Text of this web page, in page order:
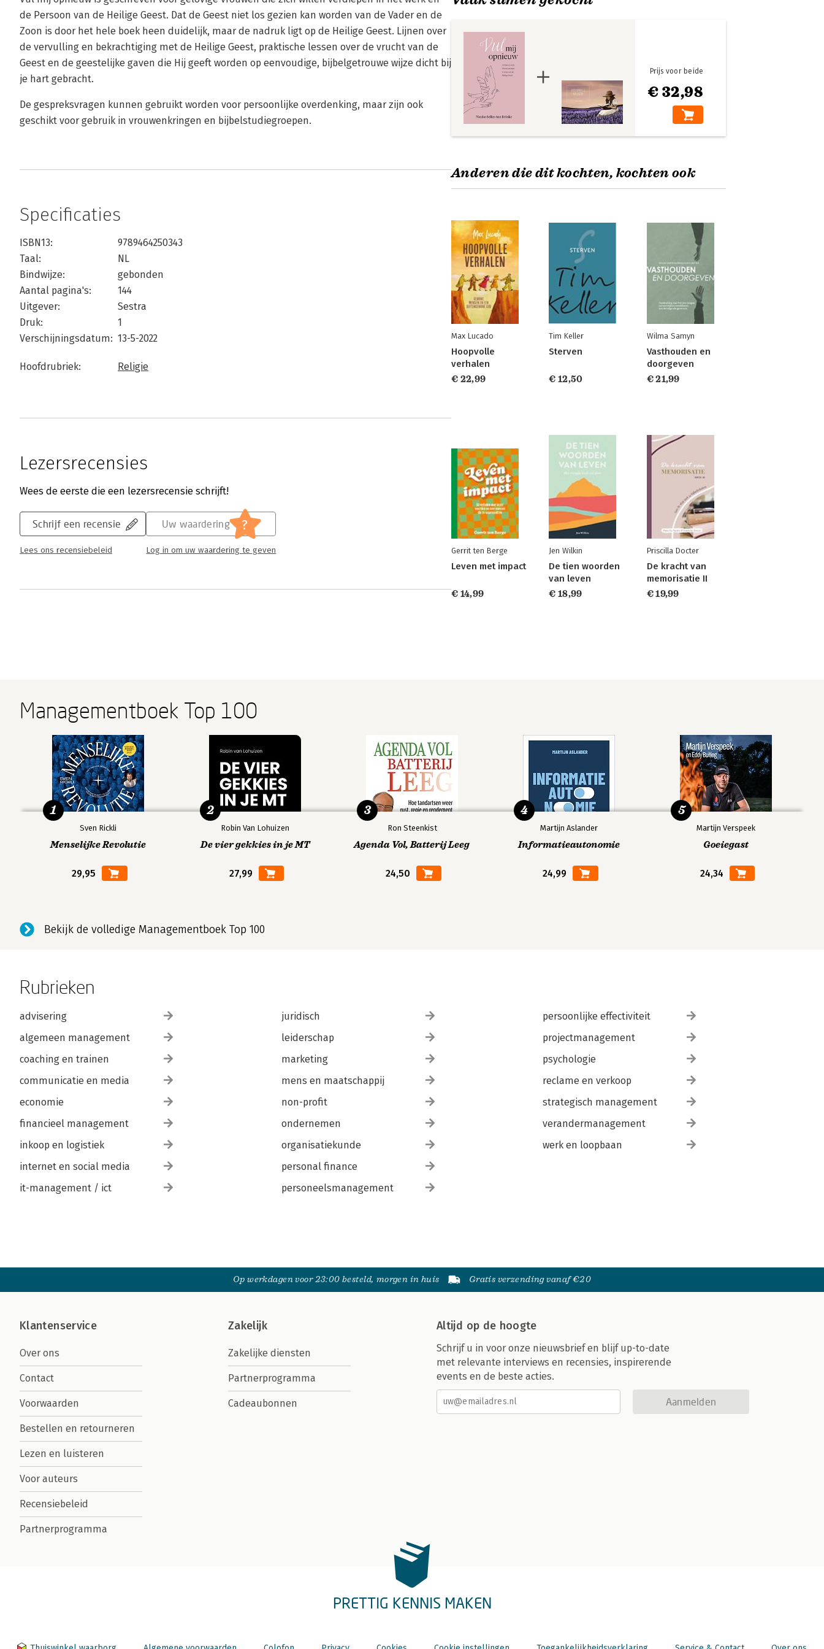
de Persoon van de Heilige Geest. Dat de Geest niet los gezien kan worden van de Vader en de
Zoon is door het hele boek heen duidelijk, maar de nadruk ligt op de Heilige Geest. Lijnen over
de vervulling en bekrachtiging met de Heilige Geest, praktische lessen over de vrucht van de
Geest en de geestelijke gaven die Hij geeft worden op eenvoudige, bijbelgetrouwe wijze dicht bij
je hart gebracht.
De gespreksvragen kunnen gebruikt worden voor persoonlijke overdenking, maar zijn ook
geschikt voor gebruik in vrouwenkringen en bijbelstudiegroepen.
Specificaties
ISBN13:
9789464250343
Taal:
NL
Bindwijze:
gebonden
Aantal pagina's:
144
Uitgever:
Sestra
Druk:
1
Verschijningsdatum: 13-5-2022
Hoofdrubriek: Religie
Lezersrecensies
Wees de eerste die een lezersrecensie schrijft!
Schrijf een recensie
Lees ons recensiebeleid
Uw waardering ?
Log in om uw waardering te geven
€ 32,98
Prijs voor beide
Anderen die dit kochten, kochten ook
Max Lucado
Hoopvolle
verhalen
€ 22,99
Tim Keller
Sterven
€ 12,50
Wilma Samyn
Vasthouden en
doorgeven
€ 21,99
Gerrit ten Berge
Leven met impact
€ 14,99
Jen Wilkin
De tien woorden
van leven
€ 18,99
Priscilla Docter
De kracht van
memorisatie II
€ 19,99
Managementboek Top 100
Sven Rickli
Menselijke Revolutie
29,95
1
Robin Van Lohuizen
De vier gekkies in je MT
27,99
2
Ron Steenkist
Agenda Vol, Batterij Leeg
24,50
3
Martijn Aslander
Informatieautonomie
24,99
4
Martijn Verspeek
Goeiegast
24,34
5
Bekijk de volledige Managementboek Top 100
Rubrieken
advisering
algemeen management
coaching en trainen
communicatie en media
economie
financieel management
inkoop en logistiek
internet en social media
it-management / ict
juridisch
leiderschap
marketing
mens en maatschappij
non-profit
ondernemen
organisatiekunde
personal finance
personeelsmanagement
persoonlijke effectiviteit
projectmanagement
psychologie
reclame en verkoop
strategisch management
verandermanagement
werk en loopbaan
Op werkdagen voor 23:00 besteld, morgen in huis Gratis verzending vanaf €20
Klantenservice
Over ons
Contact
Voorwaarden
Bestellen en retourneren
Lezen en luisteren
Voor auteurs
Recensiebeleid
Partnerprogramma
Zakelijk
Zakelijke diensten
Partnerprogramma
Cadeaubonnen
Altijd op de hoogte
Schrijf u in voor onze nieuwsbrief en blijf up-to-date
met relevante interviews en recensies, inspirerende
events en de beste acties.
Aanmelden
PRETTIG KENNIS MAKEN